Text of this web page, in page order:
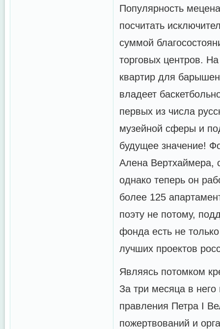
Популярность
посчитать
суммой
торговых центров.
квартир для
владеет
первых из числа
музейной сферы и
будущее значение!
Алена Вертхаймера,
однако теперь он
более 125
поэту не потому,
фонда есть не
лучших проектов
Являясь потомком
За три месяца в
правления Петра I
пожертвований и